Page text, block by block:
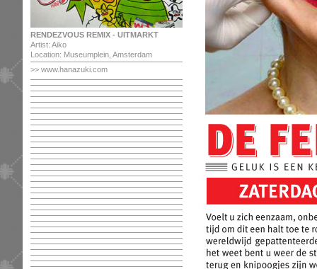
RENDEZVOUS REMIX - UITMARKT
Artist: Aiko
Location: Museumplein, Amsterdam
>> www.hanazuki.com